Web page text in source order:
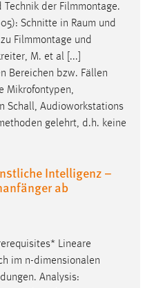
Technik der Filmmontage.
Schnitte in Raum und
Filmmontage und
M. et al [...]
Bereichen bzw. Fällen
Mikrofontypen,
Schall, Audioworkstations
gelehrt, d.h. keine
Intelligenz –
ab
Lineare
im n-dimensionalen
Analysis: